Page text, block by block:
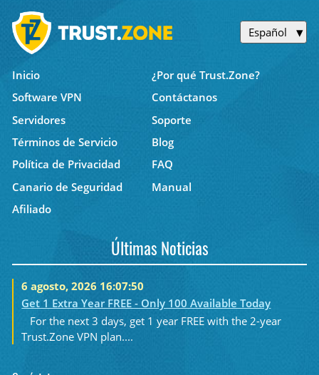
Español
Inicio
¿Por qué Trust.Zone?
Software VPN
Contáctanos
Servidores
Soporte
Términos de Servicio
Blog
Política de Privacidad
FAQ
Canario de Seguridad
Manual
Afiliado
Últimas Noticias
6 agosto, 2026 16:07:50
Get 1 Extra Year FREE - Only 100 Available Today
For the next 3 days, get 1 year FREE with the 2-year
Trust.Zone VPN plan....